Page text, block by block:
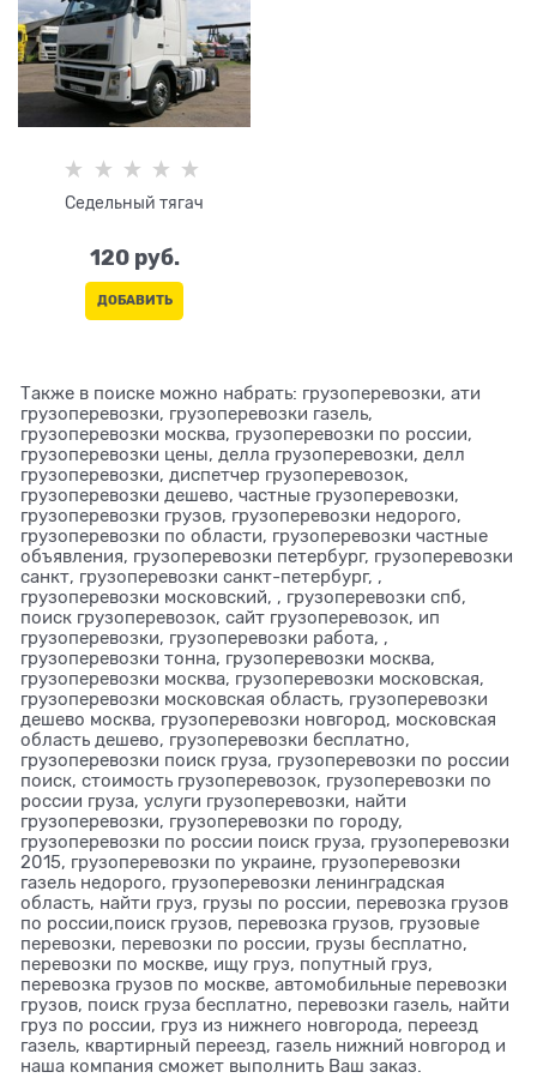
Седельный тягач
120 руб.
ДОБАВИТЬ
Также в поиске можно набрать: грузоперевозки, ати
грузоперевозки, грузоперевозки газель,
грузоперевозки москва, грузоперевозки по россии,
грузоперевозки цены, делла грузоперевозки, делл
грузоперевозки, диспетчер грузоперевозок,
грузоперевозки дешево, частные грузоперевозки,
грузоперевозки грузов, грузоперевозки недорого,
грузоперевозки по области, грузоперевозки частные
объявления, грузоперевозки петербург, грузоперевозки
санкт, грузоперевозки санкт-петербург, ,
грузоперевозки московский, , грузоперевозки спб,
поиск грузоперевозок, сайт грузоперевозок, ип
грузоперевозки, грузоперевозки работа, ,
грузоперевозки тонна, грузоперевозки москва,
грузоперевозки москва, грузоперевозки московская,
грузоперевозки московская область, грузоперевозки
дешево москва, грузоперевозки новгород, московская
область дешево, грузоперевозки бесплатно,
грузоперевозки поиск груза, грузоперевозки по россии
поиск, стоимость грузоперевозок, грузоперевозки по
россии груза, услуги грузоперевозки, найти
грузоперевозки, грузоперевозки по городу,
грузоперевозки по россии поиск груза, грузоперевозки
2015, грузоперевозки по украине, грузоперевозки
газель недорого, грузоперевозки ленинградская
область, найти груз, грузы по россии, перевозка грузов
по россии,поиск грузов, перевозка грузов, грузовые
перевозки, перевозки по россии, грузы бесплатно,
перевозки по москве, ищу груз, попутный груз,
перевозка грузов по москве, автомобильные перевозки
грузов, поиск груза бесплатно, перевозки газель, найти
груз по россии, груз из нижнего новгорода, переезд
газель, квартирный переезд, газель нижний новгород и
наша компания сможет выполнить Ваш заказ.